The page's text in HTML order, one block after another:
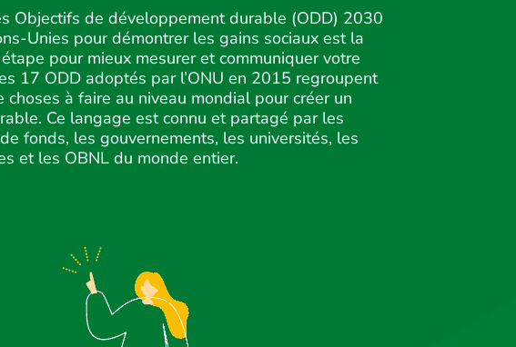
Objectifs de développement durable (ODD) 2030
Unies pour démontrer les gains sociaux est la
pour mieux mesurer et communiquer votre
17 ODD adoptés par l’ONU en 2015 regroupent
choses à faire au niveau mondial pour créer un
Ce langage est connu et partagé par les
fonds, les gouvernements, les universités, les
et les OBNL du monde entier.